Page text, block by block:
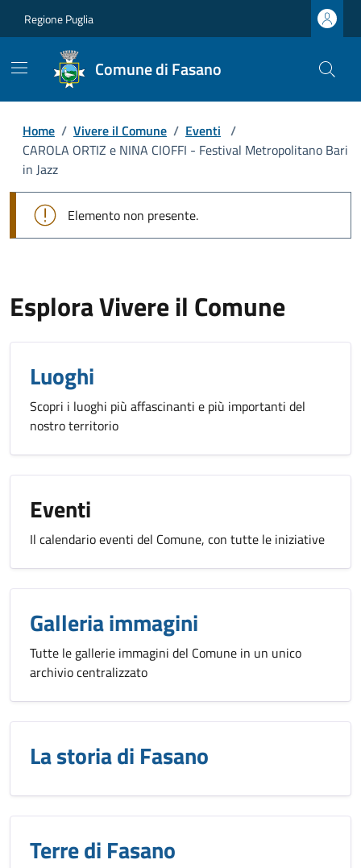
Regione Puglia
Comune di Fasano
Home / Vivere il Comune / Eventi /
CAROLA ORTIZ e NINA CIOFFI - Festival Metropolitano Bari
in Jazz
Elemento non presente.
Esplora Vivere il Comune
Luoghi
Scopri i luoghi più affascinanti e più importanti del
nostro territorio
Eventi
Il calendario eventi del Comune, con tutte le iniziative
Galleria immagini
Tutte le gallerie immagini del Comune in un unico
archivio centralizzato
La storia di Fasano
Terre di Fasano